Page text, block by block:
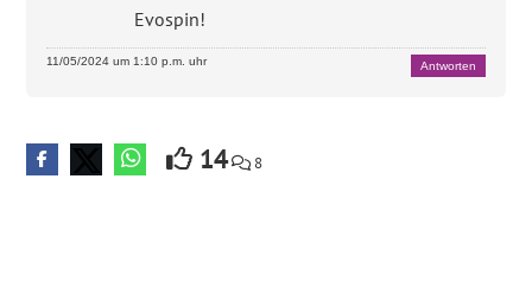
Evospin!
11/05/2024 um 1:10 p.m. uhr Antworten
14 8